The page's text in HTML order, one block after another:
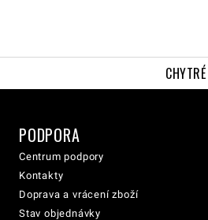
PODPORA
Centrum podpory
Kontakty
Doprava a vrácení zboží
Stav objednávky